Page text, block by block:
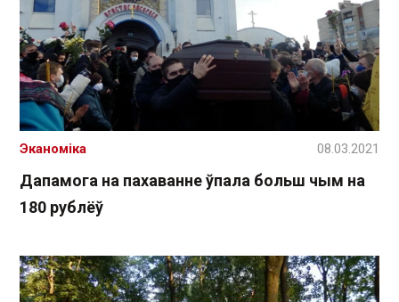
Дапамога на пахаванне ўпала больш чым на
180 рублёў
Эканоміка 08.03.2021